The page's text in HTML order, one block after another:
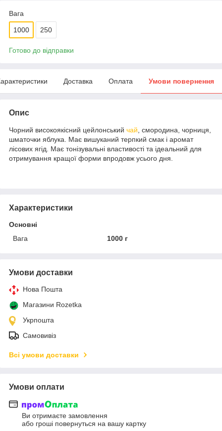
Вага
1000 250
Готово до відправки
Доставка Оплата Умови повернення
Опис
Чорний високоякісний цейлонський чай , смородина, чорниця,
шматочки яблука. Має вишуканий терпкий смак і аромат
лісових ягід. Має тонізувальні властивості та ідеальний для
отримування кращої форми впродовж усього дня.
Характеристики
Основні
Вага
1000 г
Умови доставки
Нова Пошта
Магазини Rozetka
Укрпошта
Самовивіз
Всі умови доставки
Умови оплати
Ви отримаєте замовлення
або гроші повернуться на вашу картку